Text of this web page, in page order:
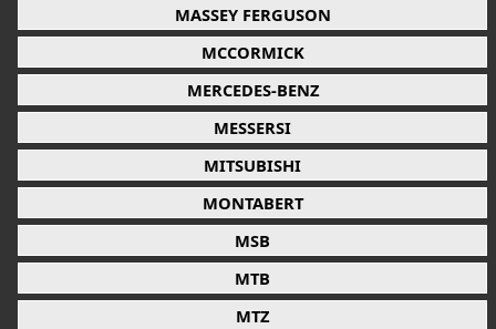
MASSEY FERGUSON
MCCORMICK
MERCEDES-BENZ
MESSERSI
MITSUBISHI
MONTABERT
MSB
MTB
MTZ